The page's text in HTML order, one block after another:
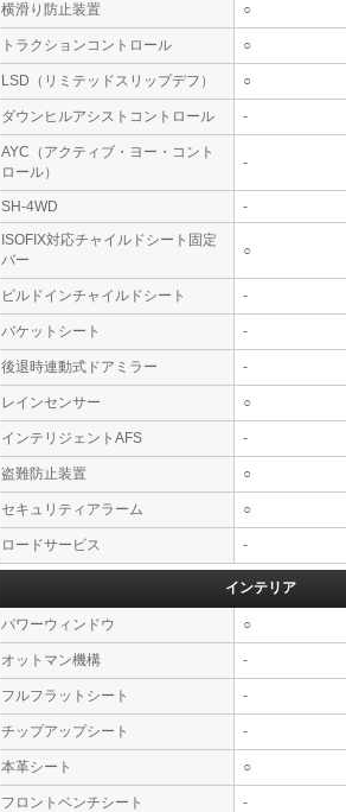
横滑り防止装置 ○
トラクションコントロール ○
LSD（リミテッドスリップデフ） ○
ダウンヒルアシストコントロール -
AYC（アクティブ・ヨー・コント
ロール）
-
SH-4WD
-
ISOFIX対応チャイルドシート固定
バー
○
ビルドインチャイルドシート -
バケットシート -
後退時連動式ドアミラー -
レインセンサー ○
インテリジェントAFS -
盗難防止装置 ○
セキュリティアラーム ○
ロードサービス -
インテリア
パワーウィンドウ ○
オットマン機構 -
フルフラットシート -
チップアップシート -
本革シート ○
フロントベンチシート -